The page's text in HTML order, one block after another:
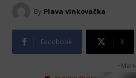
By Plava vinkovačka
Facebook X
-